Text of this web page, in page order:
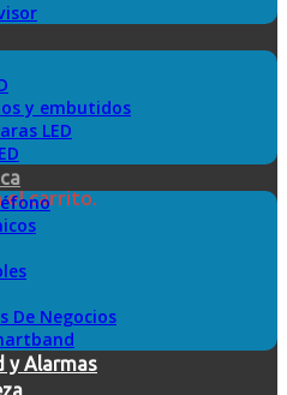
el carrito.
y embutidos
LED
De Negocios
y Alarmas